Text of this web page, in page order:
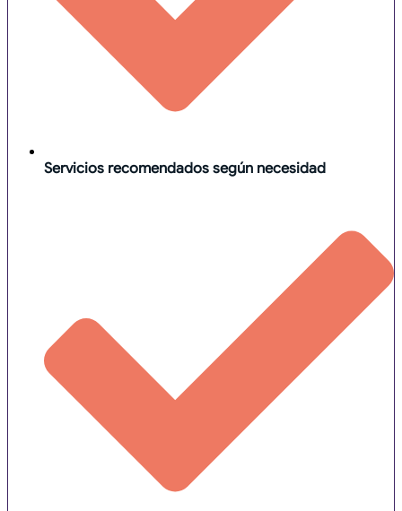
Servicios recomendados según necesidad